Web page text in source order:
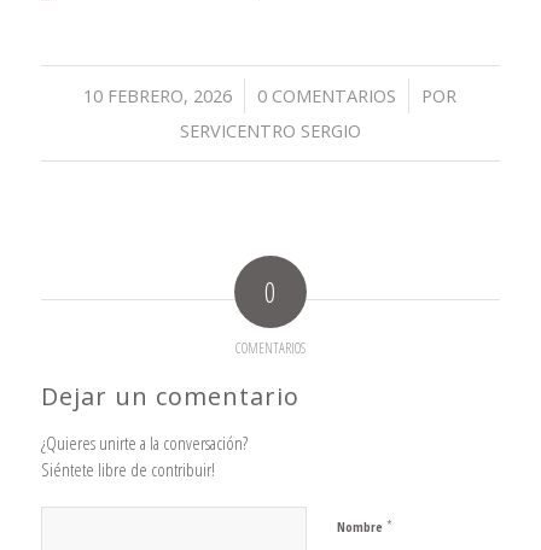
10 FEBRERO, 2026
/ 0 COMENTARIOS
/
POR
SERVICENTRO SERGIO
0
COMENTARIOS
Dejar un comentario
¿Quieres unirte a la conversación?
Siéntete libre de contribuir!
Nombre *